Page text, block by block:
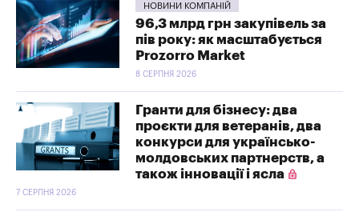
НОВИНИ КОМПАНІЙ
96,3 млрд грн закупівель за
пів року: як масштабується
Prozorro Market
8 СЕРПНЯ 2026
Гранти для бізнесу: два
проєкти для ветеранів, два
конкурси для українсько-
молдовських партнерств, а
також інновації і ясла
7 СЕРПНЯ 2026